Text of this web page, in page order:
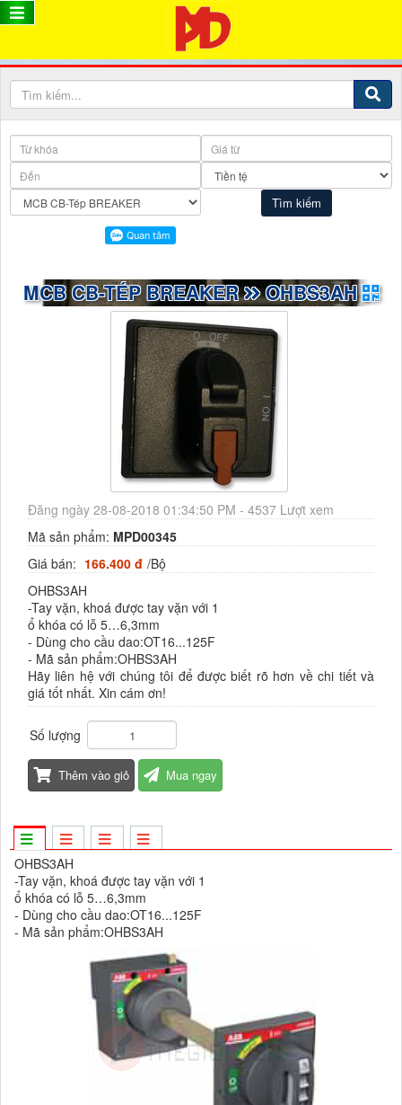
MCB CB-TÉP BREAKER OHBS3AH
Đăng ngày 28-08-2018 01:34:50 PM - 4537 Lượt xem
Mã sản phẩm: MPD00345
Giá bán: 166.400 đ /Bộ
OHBS3AH
-Tay vặn, khoá được tay vặn với 1
ổ khóa có lỗ 5…6,3mm
- Dùng cho cầu dao:OT16...125F
- Mã sản phẩm:OHBS3AH
Hãy liên hệ với chúng tôi để được biết rõ hơn về chi tiết và
giá tốt nhất. Xin cám ơn!
Số lượng
Thêm vào giỏ Mua ngay
OHBS3AH
-Tay vặn, khoá được tay vặn với 1
ổ khóa có lỗ 5…6,3mm
- Dùng cho cầu dao:OT16...125F
- Mã sản phẩm:OHBS3AH